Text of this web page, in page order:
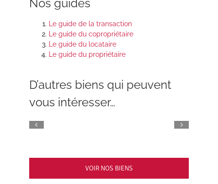
Nos guides
Le guide de la transaction
Le guide du copropriétaire
Le guide du locataire
Le guide du propriétaire
D’autres biens qui peuvent
vous intéresser…
VOIR NOS BIENS